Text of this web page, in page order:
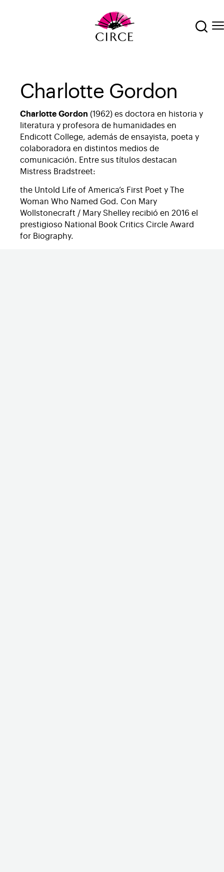
Charlotte Gordon
Charlotte Gordon (1962) es doctora en historia y
literatura y profesora de humanidades en
Endicott College, además de ensayista, poeta y
colaboradora en distintos medios de
comunicación. Entre sus títulos destacan
Mistress Bradstreet:
the Untold Life of America’s First Poet y The
Woman Who Named God. Con Mary
Wollstonecraft / Mary Shelley recibió en 2016 el
prestigioso National Book Critics Circle Award
for Biography.